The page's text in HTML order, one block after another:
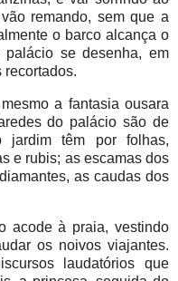
remando, sem que a
o barco alcança o
se desenha, em
recortados.
a fantasia ousara
do palácio são de
jardim têm por folhas,
e rubis; as escamas dos
as caudas dos
acode à praia, vestindo
os noivos viajantes.
laudatórios que